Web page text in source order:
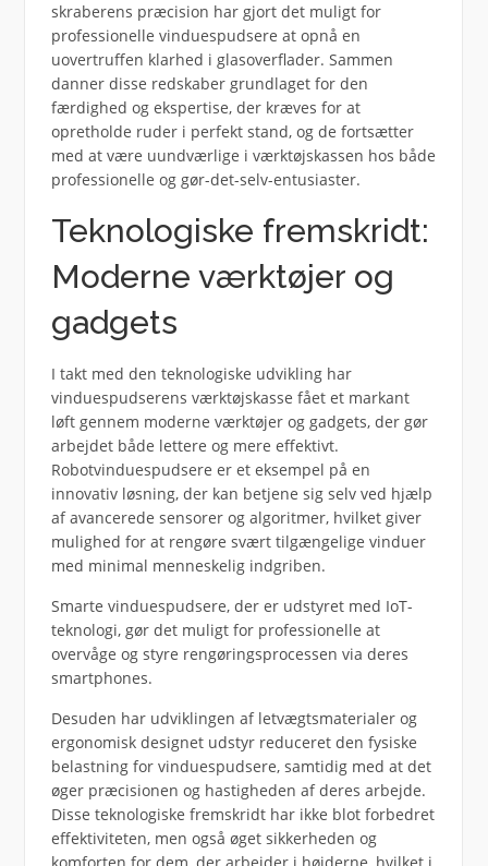
skraberens præcision har gjort det muligt for
professionelle vinduespudsere at opnå en
uovertruffen klarhed i glasoverflader. Sammen
danner disse redskaber grundlaget for den
færdighed og ekspertise, der kræves for at
opretholde ruder i perfekt stand, og de fortsætter
med at være uundværlige i værktøjskassen hos både
professionelle og gør-det-selv-entusiaster.
Teknologiske fremskridt:
Moderne værktøjer og
gadgets
I takt med den teknologiske udvikling har
vinduespudserens værktøjskasse fået et markant
løft gennem moderne værktøjer og gadgets, der gør
arbejdet både lettere og mere effektivt.
Robotvinduespudsere er et eksempel på en
innovativ løsning, der kan betjene sig selv ved hjælp
af avancerede sensorer og algoritmer, hvilket giver
mulighed for at rengøre svært tilgængelige vinduer
med minimal menneskelig indgriben.
Smarte vinduespudsere, der er udstyret med IoT-
teknologi, gør det muligt for professionelle at
overvåge og styre rengøringsprocessen via deres
smartphones.
Desuden har udviklingen af letvægtsmaterialer og
ergonomisk designet udstyr reduceret den fysiske
belastning for vinduespudsere, samtidig med at det
øger præcisionen og hastigheden af deres arbejde.
Disse teknologiske fremskridt har ikke blot forbedret
effektiviteten, men også øget sikkerheden og